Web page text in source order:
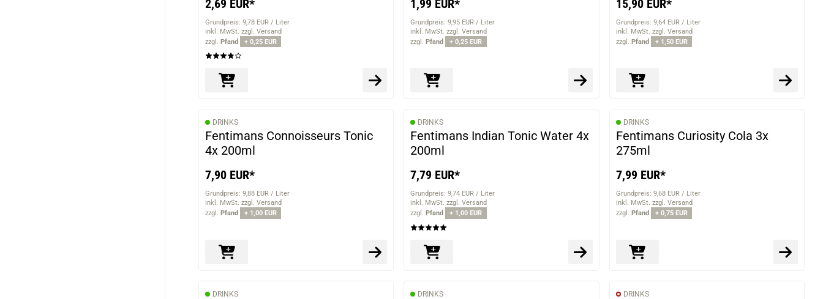
2,69 EUR*
Grundpreis: 9,78 EUR / Liter
inkl. MwSt. zzgl. Versand
zzgl. Pfand + 0,25 EUR
1,99 EUR*
Grundpreis: 9,95 EUR / Liter
inkl. MwSt. zzgl. Versand
zzgl.Pfand + 0,25 EUR
15,90 EUR*
Grundpreis: 9,64 EUR / Liter
inkl. MwSt. zzgl. Versand
zzgl. Pfand + 1,50 EUR
DRINKS
Fentimans Connoisseurs Tonic
4x 200ml
7,90 EUR*
Grundpreis: 9,88 EUR / Liter
inkl. MwSt. zzgl. Versand
zzgl. Pfand + 1,00 EUR
DRINKS
Fentimans Indian Tonic Water 4x
200ml
7,79 EUR*
Grundpreis: 9,74 EUR / Liter
inkl. MwSt. zzgl. Versand
zzgl. Pfand + 1,00 EUR
DRINKS
Fentimans Curiosity Cola 3x
275ml
7,99 EUR*
Grundpreis: 9,68 EUR / Liter
inkl. MwSt. zzgl. Versand
zzgl. Pfand + 0,75 EUR
DRINKS DRINKS DRINKS